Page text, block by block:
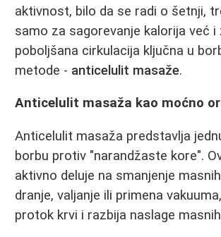
aktivnost, bilo da se radi o šetnji,
samo za sagorevanje kalorija već
poboljšana cirkulacija ključna u
metode - anticelulit masaže.
Anticelulit masaža kao moćno
Anticelulit masaža predstavlja
borbu protiv "narandžaste kore".
aktivno deluje na smanjenje
dranje, valjanje ili primena vakuuma,
protok krvi i razbija naslage